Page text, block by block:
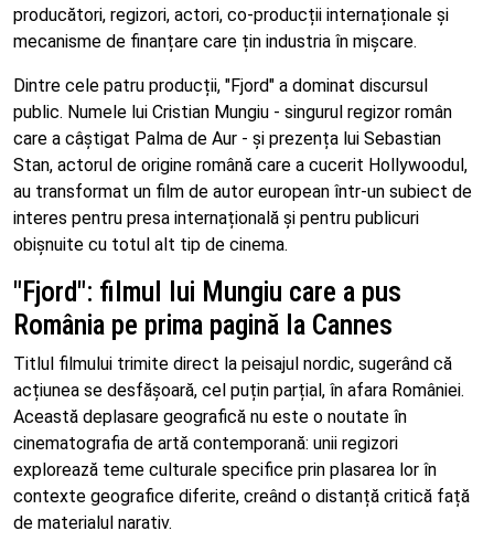
producători, regizori, actori, co-producții internaționale și
mecanisme de finanțare care țin industria în mișcare.
Dintre cele patru producții, "Fjord" a dominat discursul
public. Numele lui Cristian Mungiu - singurul regizor român
care a câștigat Palma de Aur - și prezența lui Sebastian
Stan, actorul de origine română care a cucerit Hollywoodul,
au transformat un film de autor european într-un subiect de
interes pentru presa internațională și pentru publicuri
obișnuite cu totul alt tip de cinema.
"Fjord": filmul lui Mungiu care a pus
România pe prima pagină la Cannes
Titlul filmului trimite direct la peisajul nordic, sugerând că
acțiunea se desfășoară, cel puțin parțial, în afara României.
Această deplasare geografică nu este o noutate în
cinematografia de artă contemporană: unii regizori
explorează teme culturale specifice prin plasarea lor în
contexte geografice diferite, creând o distanță critică față
de materialul narativ.